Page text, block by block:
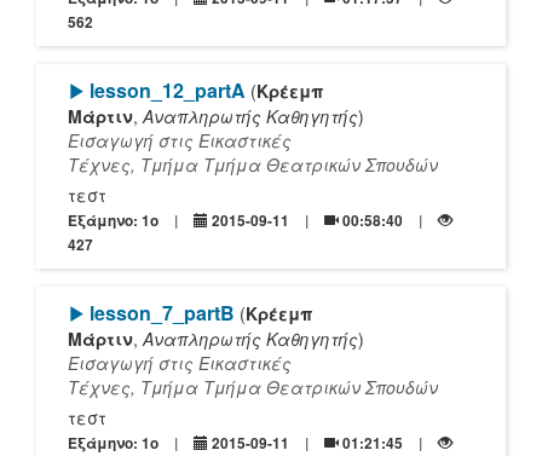
562
[Play]
lesson_12_partA (Κρέεμπ
Μάρτιν,Αναπληρωτής Καθηγητής)
Εισαγωγή στις Εικαστικές
Τέχνες, Τμήμα Τμήμα Θεατρικών Σπουδών
τεστ
Εξάμηνο: 1o 2015-09-11
00:58:40
427
[Play]
lesson_7_partΒ (Κρέεμπ
Μάρτιν,Αναπληρωτής Καθηγητής)
Εισαγωγή στις Εικαστικές
Τέχνες, Τμήμα Τμήμα Θεατρικών Σπουδών
τεστ
Εξάμηνο: 1o 2015-09-11
01:21:45